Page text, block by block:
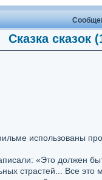
Сказка сказок
использованы
«Это должен
страстей... Все это